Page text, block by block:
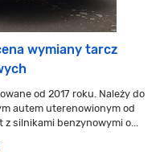
wymiany tarcz
od 2017 roku. Należy do
autem uterenowionym od
silnikami benzynowymi o...